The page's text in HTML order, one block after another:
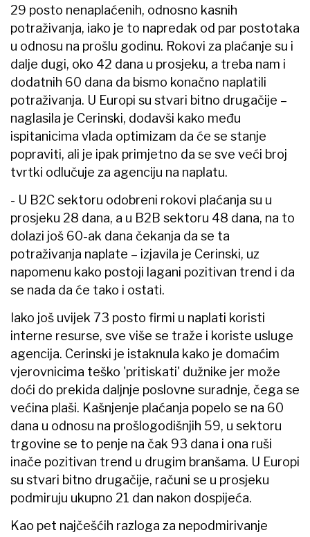
29 posto nenaplaćenih, odnosno kasnih
potraživanja, iako je to napredak od par postotaka
u odnosu na prošlu godinu. Rokovi za plaćanje su i
dalje dugi, oko 42 dana u prosjeku, a treba nam i
dodatnih 60 dana da bismo konačno naplatili
potraživanja. U Europi su stvari bitno drugačije –
naglasila je Cerinski, dodavši kako među
ispitanicima vlada optimizam da će se stanje
popraviti, ali je ipak primjetno da se sve veći broj
tvrtki odlučuje za agenciju na naplatu.
- U B2C sektoru odobreni rokovi plaćanja su u
prosjeku 28 dana, a u B2B sektoru 48 dana, na to
dolazi još 60-ak dana čekanja da se ta
potraživanja naplate – izjavila je Cerinski, uz
napomenu kako postoji lagani pozitivan trend i da
se nada da će tako i ostati.
Iako još uvijek 73 posto firmi u naplati koristi
interne resurse, sve više se traže i koriste usluge
agencija. Cerinski je istaknula kako je domaćim
vjerovnicima teško 'pritiskati' dužnike jer može
doći do prekida daljnje poslovne suradnje, čega se
većina plaši. Kašnjenje plaćanja popelo se na 60
dana u odnosu na prošlogodišnjih 59, u sektoru
trgovine se to penje na čak 93 dana i ona ruši
inače pozitivan trend u drugim branšama. U Europi
su stvari bitno drugačije, računi se u prosjeku
podmiruju ukupno 21 dan nakon dospijeća.
Kao pet najčešćih razloga za nepodmirivanje